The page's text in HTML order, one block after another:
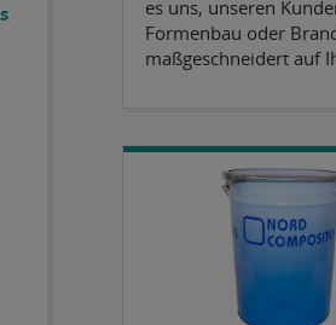
es uns, unseren
Formenbau oder
maßgeschneidert auf